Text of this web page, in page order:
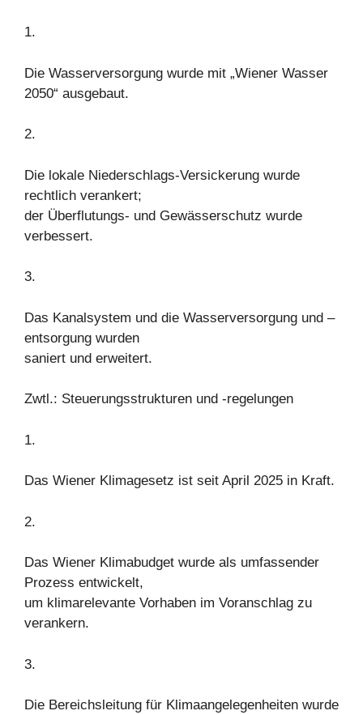
1.
Die Wasserversorgung wurde mit „Wiener Wasser
2050“ ausgebaut.
2.
Die lokale Niederschlags-Versickerung wurde
rechtlich verankert;
der Überflutungs- und Gewässerschutz wurde
verbessert.
3.
Das Kanalsystem und die Wasserversorgung und –
entsorgung wurden
saniert und erweitert.
Zwtl.: Steuerungsstrukturen und -regelungen
1.
Das Wiener Klimagesetz ist seit April 2025 in Kraft.
2.
Das Wiener Klimabudget wurde als umfassender
Prozess entwickelt,
um klimarelevante Vorhaben im Voranschlag zu
verankern.
3.
Die Bereichsleitung für Klimaangelegenheiten wurde